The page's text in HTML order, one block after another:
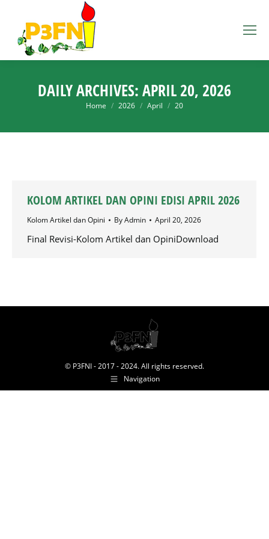
DAILY ARCHIVES:APRIL 20, 2026
You are here:
Home 2026 April 20
KOLOM ARTIKEL DAN OPINI EDISI APRIL 2026
Kolom Artikel dan Opini ByAdmin April 20, 2026
Final Revisi-Kolom Artikel dan OpiniDownload
© P3FNI - 2017 - 2024. All rights reserved.
Navigation